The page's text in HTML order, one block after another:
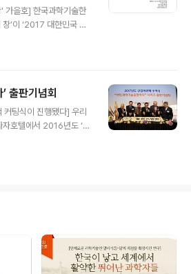
가을호] 한국과학기술한
’이 ‘2017 대한민국 커
국 커뮤니케이션 대상’은
내에서 발행되는 사보,
시상하는 공공 및 기업
다. 우리 한림원은 올해
개편하고, 과학기술계 이
출판기념회
팅식이 진행됐다] 우리
호텔에서 2016년도 ‘석
(최홍식 저, 농수산학부
에 대한 출판기념회를
식 교수와 최의소 교수를
선 교수] 행사에서는 저자
히는 시간이 마련되었으
원 관계자들의 떡케이크